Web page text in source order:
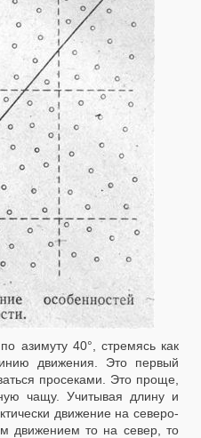
азимуту 40°, стремясь как
движения. Это первый
просеками. Это проще,
чащу. Учитывая длину и
движение на северо-
движением то на север, то